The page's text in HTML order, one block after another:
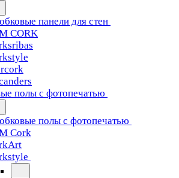
панели для стен
CORK
полы с фотопечатью
полы с фотопечатью
Cork